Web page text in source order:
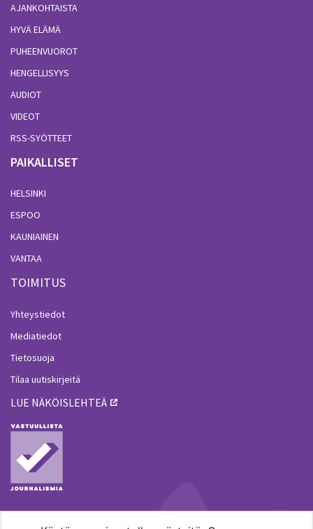
AJANKOHTAISTA
HYVÄ ELÄMÄ
PUHEENVUOROT
HENGELLISYYS
AUDIOT
VIDEOT
RSS-SYÖTTEET
PAIKALLISET
HELSINKI
ESPOO
KAUNIAINEN
VANTAA
TOIMITUS
Yhteystiedot
Mediatiedot
Tietosuoja
Tilaa uutiskirjeitä
LUE NÄKÖISLEHTEÄ